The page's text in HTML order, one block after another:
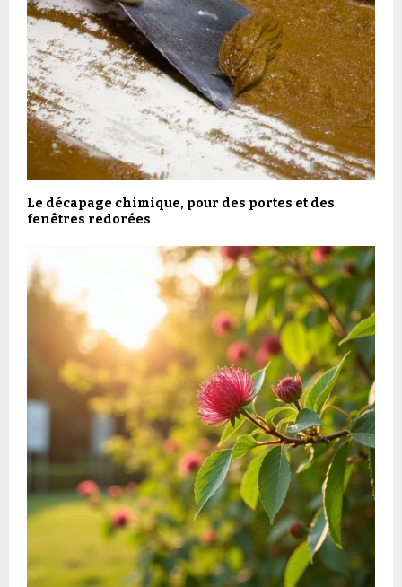
Le décapage chimique, pour des portes et des
fenêtres redorées